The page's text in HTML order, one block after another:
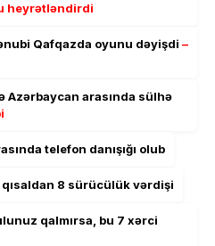
heyrətləndirdi
Qafqazda oyunu dəyişdi –
Azərbaycan arasında sülhə
telefon danışığı olub
8 sürücülük vərdişi
qalmırsa, bu 7 xərci